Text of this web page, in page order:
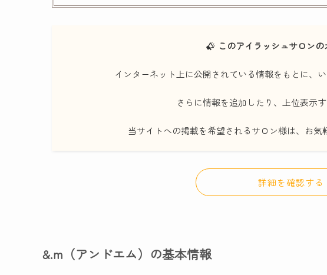
このアイラッシュサロン
インターネット上に公開されている情報をもとに、
さらに情報を追加したり、上位表示す
当サイトへの掲載を希望されるサロン様は、お気
詳細を確認する
&.m（アンドエム）の基本情報